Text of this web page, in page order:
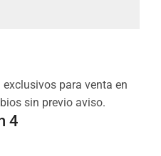
para venta en
sin previo aviso.
4